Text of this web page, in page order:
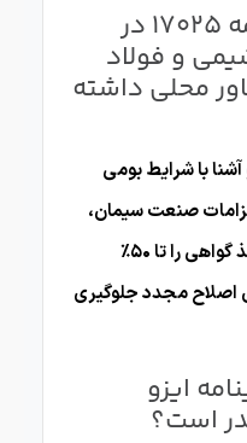
آیا برای اخذ گواهینامه ۱۷۰۲۵ در
و فولاد
محلی داشته
با شرایط بومی
صنعت سیمان،
پتروشیمی و فولاد)، سرعت اخذ گواهی را تا ۵۰٪
اصلاح مجدد جلوگیری
ایزو